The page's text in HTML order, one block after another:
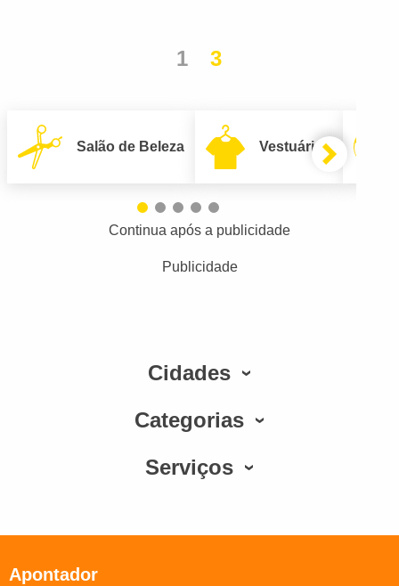
1 3
Salão de Beleza Vestuário
Continua após a publicidade
Publicidade
Cidades
Categorias
Serviços
Apontador